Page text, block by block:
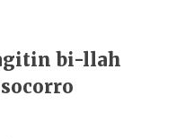
bi-llah